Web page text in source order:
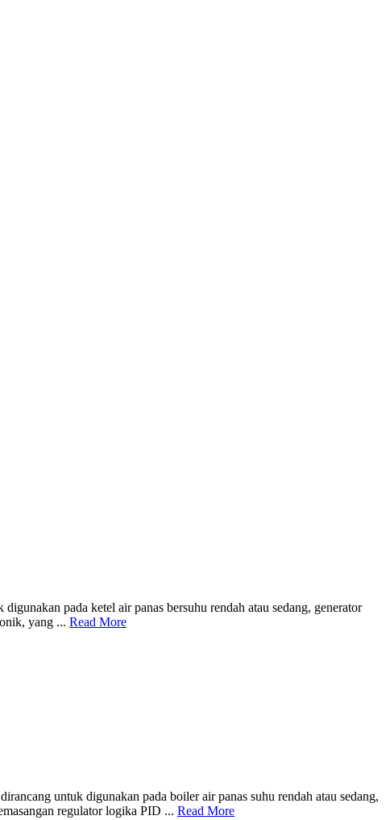
pada ketel air panas bersuhu rendah atau sedang, generator
yang ... Read More
untuk digunakan pada boiler air panas suhu rendah atau sedang,
regulator logika PID ... Read More